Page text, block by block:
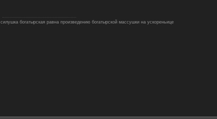
силушка богатырская равна произведению богатырской массушки на ускореньице